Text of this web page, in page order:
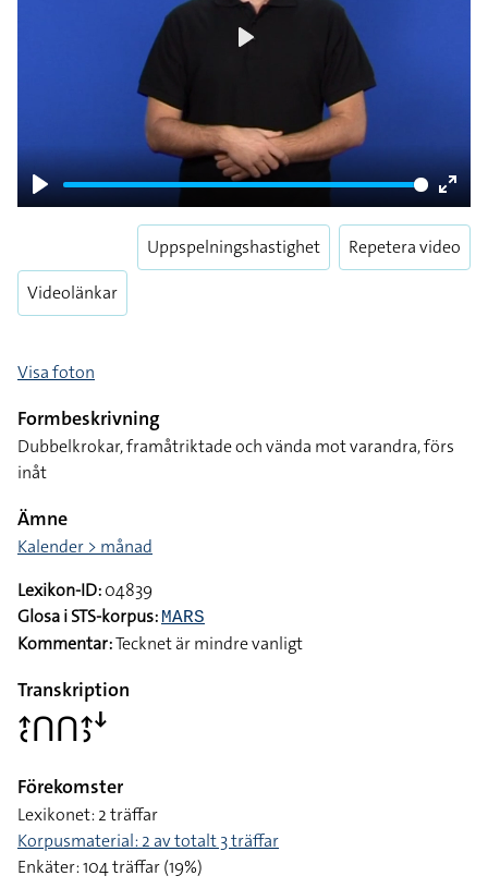
Play
Enter
Videolänkar
Uppspelningshastighet Repetera video
Visa foton
Formbeskrivning
Dubbelkrokar, framåtriktade och vända mot varandra, förs
inåt
Ämne
Kalender > månad
Lexikon-ID:04839
Glosa i STS-korpus: MARS
Kommentar:Tecknet är mindre vanligt
Transkription
􌤴􌥗􌤽􌤽􌤴􌤶􌦄
Förekomster
Lexikonet: 2 träffar
Korpusmaterial: 2 av totalt 3 träffar
Enkäter: 104 träffar (19%)